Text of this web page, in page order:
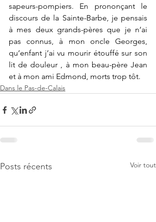
sapeurs-pompiers. En prononçant le
discours de la Sainte-Barbe, je pensais
à mes deux grands-pères que je n’ai
pas connus, à mon oncle Georges,
qu’enfant j’ai vu mourir étouffé sur son
lit de douleur , à mon beau-père Jean
et à mon ami Edmond, morts trop tôt.
Dans le Pas-de-Calais
Posts récents Voir tout